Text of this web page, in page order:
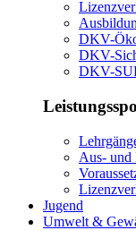
DKV-
DKV-
DKV-
Aus- und
Jugend
Umwelt &